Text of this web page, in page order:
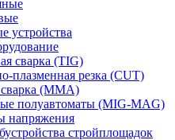
устройства
сварка (TIG)
плазменная резка (CUT)
сварка (ММА)
полуавтоматы (MIG-MAG)
напряжения
стройплощадок